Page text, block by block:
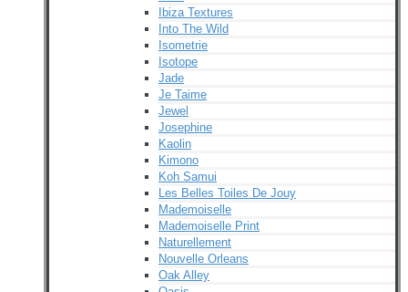
Ibiza Textures
Into The Wild
Isometrie
Isotope
Jade
Je Taime
Jewel
Josephine
Kaolin
Kimono
Koh Samui
Les Belles Toiles De Jouy
Mademoiselle
Mademoiselle Print
Naturellement
Nouvelle Orleans
Oak Alley